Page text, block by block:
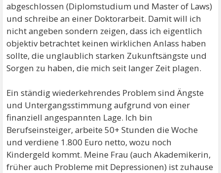
abgeschlossen (Diplomstudium und Master of Laws)
und schreibe an einer Doktorarbeit. Damit will ich
nicht angeben sondern zeigen, dass ich eigentlich
objektiv betrachtet keinen wirklichen Anlass haben
sollte, die unglaublich starken Zukunftsängste und
Sorgen zu haben, die mich seit langer Zeit plagen.
Ein ständig wiederkehrendes Problem sind Ängste
und Untergangsstimmung aufgrund von einer
finanziell angespannten Lage. Ich bin
Berufseinsteiger, arbeite 50+ Stunden die Woche
und verdiene 1.800 Euro netto, wozu noch
Kindergeld kommt. Meine Frau (auch Akademikerin,
früher auch Probleme mit Depressionen) ist zuhause